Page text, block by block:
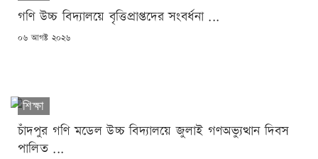
গণি উচ্চ বিদ্যালয়ে বৃত্তিপ্রাপ্তদের সংবর্ধনা ...
POSTED
০৬ আগষ্ট ২০২৬
শিক্ষা
চাঁদপুর গণি মডেল উচ্চ বিদ্যালয়ে জুলাই গণঅভ্যুত্থান দিবস
পালিত ...